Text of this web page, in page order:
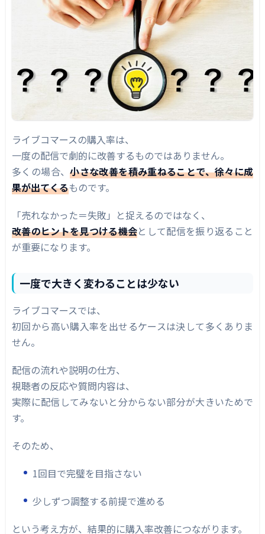
ライブコマースの購入率は、
一度の配信で劇的に改善するものではありません。
多くの場合、小さな改善を積み重ねることで、徐々に成
果が出てくるものです。
「売れなかった＝失敗」と捉えるのではなく、
改善のヒントを見つける機会として配信を振り返ること
が重要になります。
一度で大きく変わることは少ない
ライブコマースでは、
初回から高い購入率を出せるケースは決して多くありま
せん。
配信の流れや説明の仕方、
視聴者の反応や質問内容は、
実際に配信してみないと分からない部分が大きいためで
す。
そのため、
1回目で完璧を目指さない
少しずつ調整する前提で進める
という考え方が、結果的に購入率改善につながります。